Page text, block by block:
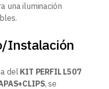
una iluminación
Instalación
del KIT PERFIL L507
, se